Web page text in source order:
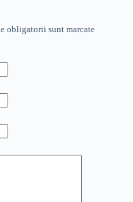
obligatorii sunt marcate